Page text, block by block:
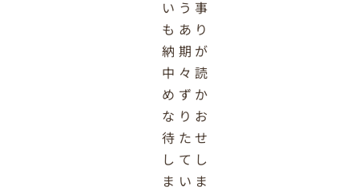
いう事
もあり
納期が
中々読
めずか
なりお
待たせ
してし
まいま